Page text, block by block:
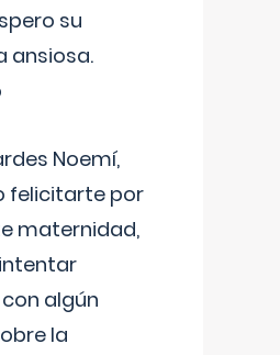
su
ansiosa.
Noemí,
felicitarte por
maternidad,
algún
la